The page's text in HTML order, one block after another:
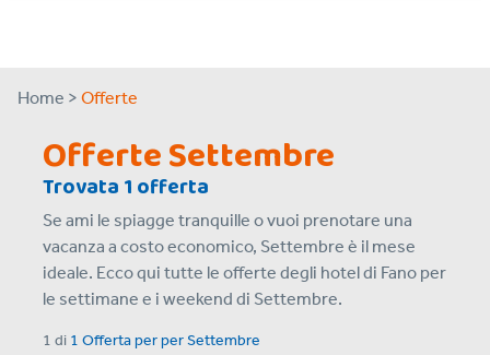
Home > Offerte
Offerte Settembre
Trovata 1 offerta
Se ami le spiagge tranquille o vuoi prenotare una
vacanza a costo economico, Settembre è il mese
ideale. Ecco qui tutte le offerte degli hotel di Fano per
le settimane e i weekend di Settembre.
1 di 1 Offerta perperSettembre